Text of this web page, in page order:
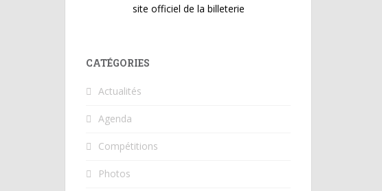
site officiel de la billeterie
CATÉGORIES
Actualités
Agenda
Compétitions
Photos